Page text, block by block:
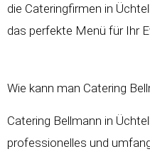
die Cateringfirmen in
das perfekte Menü für Ihr
Wie kann man Catering
Catering Bellmann in
professionelles und